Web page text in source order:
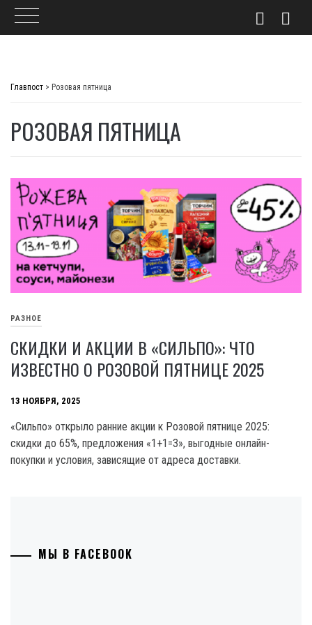
Главпост > Розовая пятница
РОЗОВАЯ ПЯТНИЦА
РАЗНОЕ
СКИДКИ И АКЦИИ В «СИЛЬПО»: ЧТО
ИЗВЕСТНО О РОЗОВОЙ ПЯТНИЦЕ 2025
13 НОЯБРЯ, 2025
«Сильпо» открыло ранние акции к Розовой пятнице 2025:
скидки до 65%, предложения «1+1=3», выгодные онлайн-
покупки и условия, зависящие от адреса доставки.
МЫ В FACEBOOK